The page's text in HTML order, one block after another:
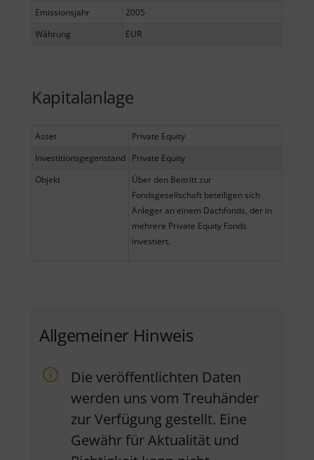
Emissionsjahr
2005
Währung
EUR
Kapitalanlage
Asset
Private Equity
Investitionsgegenstand
Private Equity
Objekt
Über den Beitritt zur
Fondsgesellschaft beteiligen sich
Anleger an einem Dachfonds, der in
mehrere Private Equity Fonds
investiert.
Allgemeiner Hinweis
Die veröffentlichten Daten
werden uns vom Treuhänder
zur Verfügung gestellt. Eine
Gewähr für Aktualität und